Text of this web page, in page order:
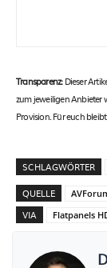
Transparenz:Dieser
zum jeweiligen Anbieter
Provision. Für euch
SCHLAGWÖRTER
QUELLE
VIA Flatpanels